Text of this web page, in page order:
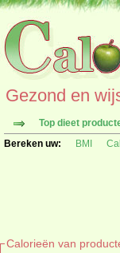
Gezond en
Top dieet
Bereken uw:
BMI
Calorieën van